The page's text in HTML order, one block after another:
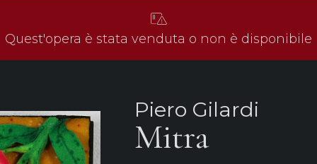
Quest'opera è stata venduta o non è disponibile
Piero Gilardi
Mitra